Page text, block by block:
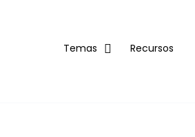
Temas Recursos